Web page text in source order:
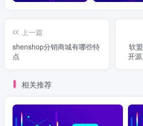
上一篇
shenshop分销商城有哪些特
点
软
开
相关推荐